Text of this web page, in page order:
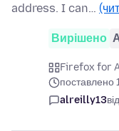
address. I can…
Вирішено
Firefox for
поставлено
alreilly13